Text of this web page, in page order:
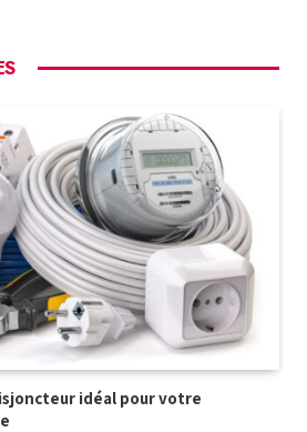
idéal pour votre